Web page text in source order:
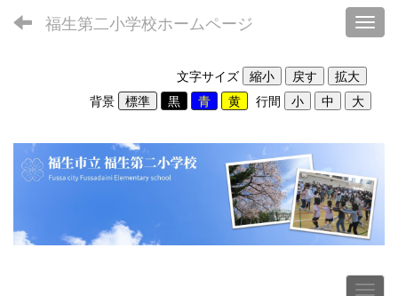
福生第二小学校ホームページ
文字サイズ
背景
行間